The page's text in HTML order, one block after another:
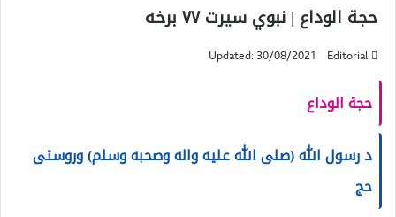
حجة الوداع | نبوي سیرت ۷۷ برخه
Editorial
Updated: 30/08/2021
حجة الوداع
د رسول الله (صلى الله عليه واله وصحبه وسلم) وروستى
حج